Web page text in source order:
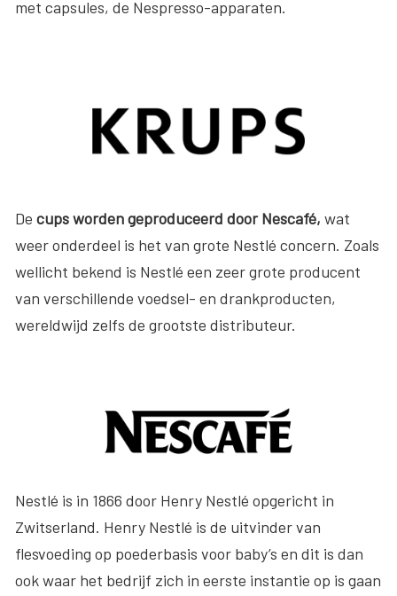
met capsules, de Nespresso-apparaten.
De cups worden geproduceerd door Nescafé, wat
weer onderdeel is het van grote Nestlé concern. Zoals
wellicht bekend is Nestlé een zeer grote producent
van verschillende voedsel- en drankproducten,
wereldwijd zelfs de grootste distributeur.
Nestlé is in 1866 door Henry Nestlé opgericht in
Zwitserland. Henry Nestlé is de uitvinder van
flesvoeding op poederbasis voor baby’s en dit is dan
ook waar het bedrijf zich in eerste instantie op is gaan